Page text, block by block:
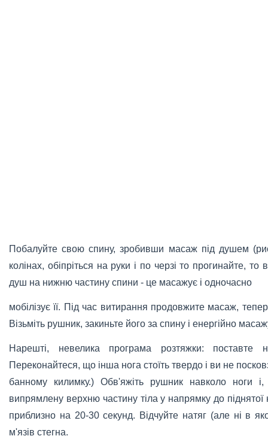
Побалуйте свою спину, зробивши масаж під душем
колінах, обіпріться на руки і по черзі то прогинайте,
душ на нижню частину спини - це масажує і одночасно
мобілізує її. Під час витирання продовжите масаж,
Візьміть рушник, закиньте його за спину і енергійно
Нарешті, невелика програма розтяжки:
Переконайтеся, що інша нога стоїть твердо і ви не
банному килимку.) Обв'яжіть рушник навколо ноги
випрямлену верхню частину тіла у напрямку до піднятої
приблизно на 20-30 секунд. Відчуйте натяг (але ні в
м'язів стегна.